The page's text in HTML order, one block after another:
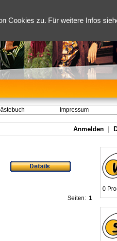
Cookies zu. Für weitere Infos
Impressum
Anmelden
Seiten: 1
0